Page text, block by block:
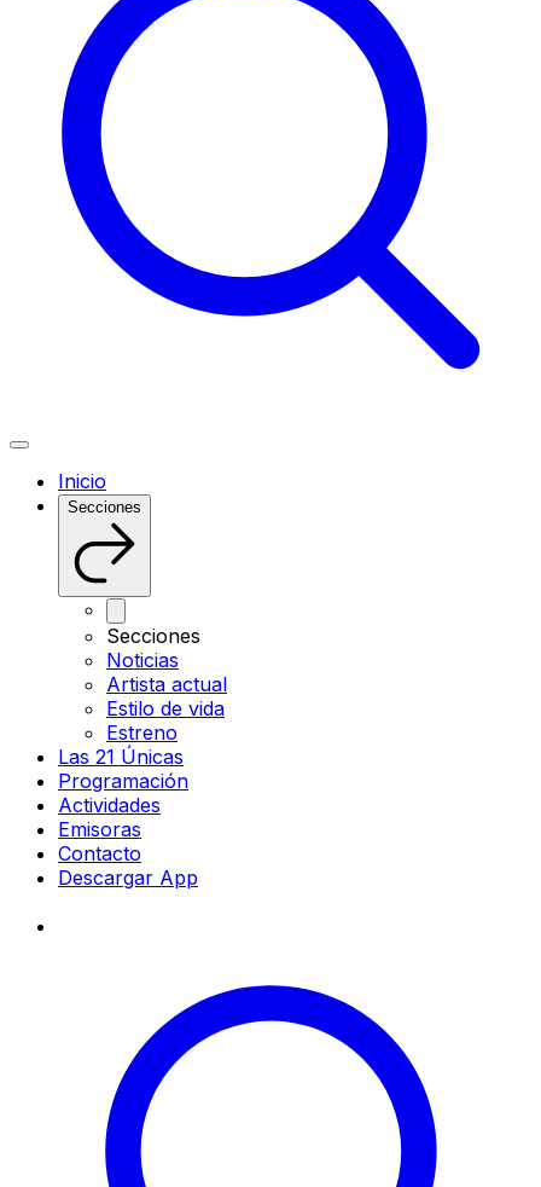
Inicio
Secciones
Secciones
Noticias
Artista actual
Estilo de vida
Estreno
Las 21 Únicas
Programación
Actividades
Emisoras
Contacto
Descargar App